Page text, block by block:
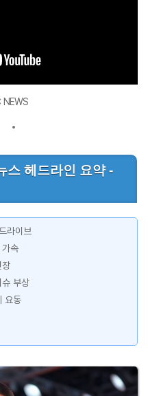
NEWS
스 헤드라인 요약 -
라이브
가속
장
슈 부상
요동